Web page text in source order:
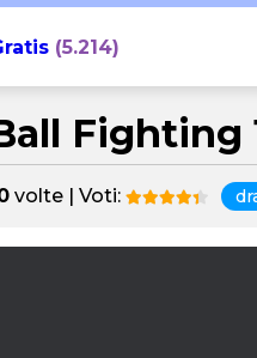
(5.214)
Fighting
volte | Voti: